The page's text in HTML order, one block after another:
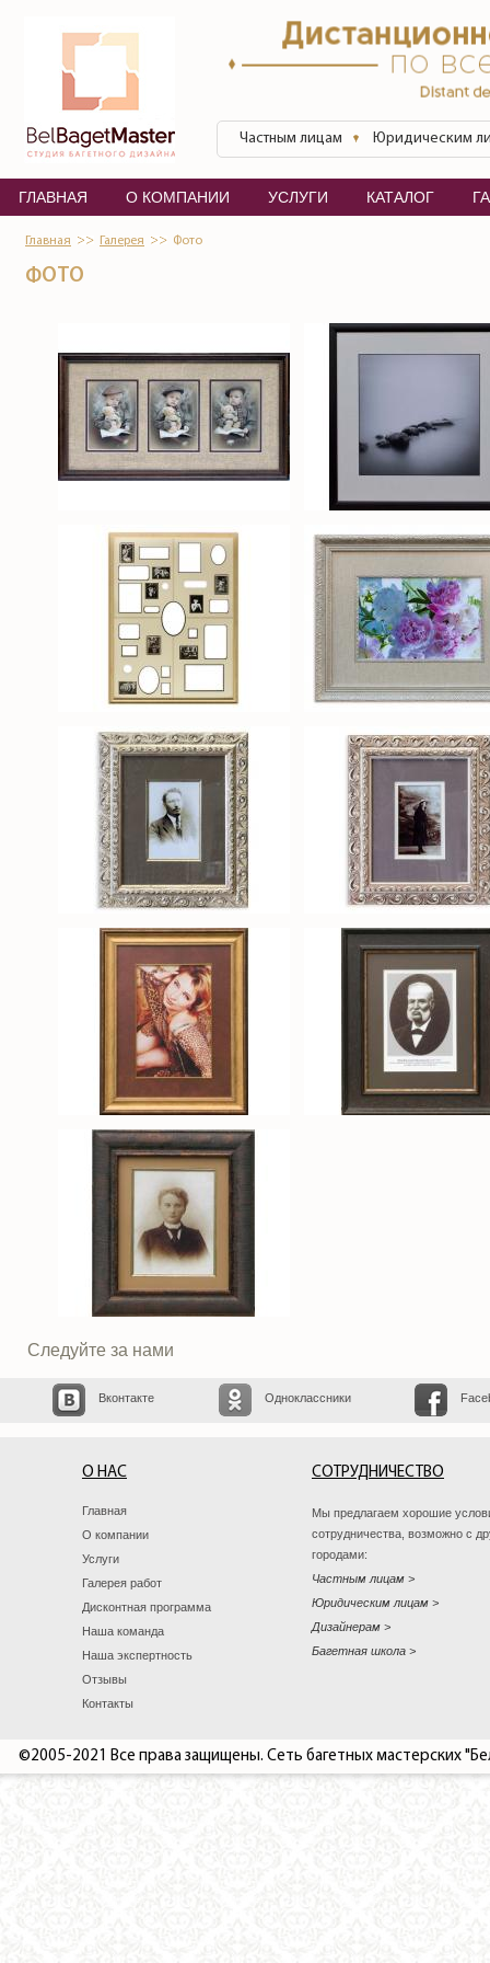
БелБагетМастер
Частным лицам Юридическим
ГЛАВНАЯ О КОМПАНИИ УСЛУГИ КАТАЛОГ
Главная Галерея Фото
ФОТО
Следуйте за нами
Вконтакте Одноклассники
О НАС
Главная
О компании
Услуги
Галерея работ
Дисконтная программа
Наша команда
Наша экспертность
Отзывы
Контакты
СОТРУДНИЧЕСТВО
Мы предлагаем хорошие
сотрудничества, возможно с
городами:
Частным лицам
Юридическим лицам
Дизайнерам
Багетная школа
©2005-2021 Все права защищены. Сеть багетных мастерских